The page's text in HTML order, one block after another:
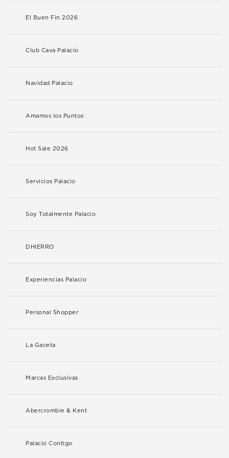
El Buen Fin 2026
Club Cava Palacio
Navidad Palacio
Amamos los Puntos
Hot Sale 2026
Servicios Palacio
Soy Totalmente Palacio
DHIERRO
Experiencias Palacio
Personal Shopper
La Gaceta
Marcas Exclusivas
Abercrombie & Kent
Palacio Contigo